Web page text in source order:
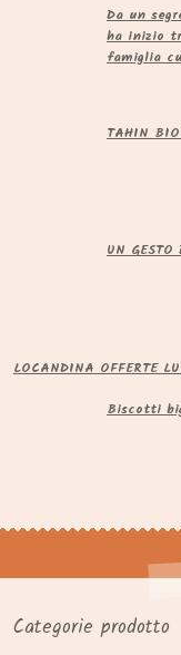
Da un
ha inizio
famiglia
TAHIN
UN
LOCANDINA OFFERTE
Biscotti
Categorie prodotto